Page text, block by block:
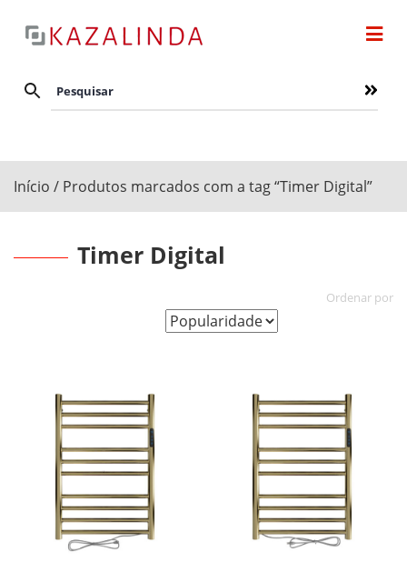
Início / Produtos marcados com a tag “Timer Digital”
Timer Digital